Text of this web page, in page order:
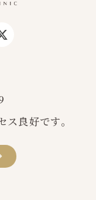
ス良好です。